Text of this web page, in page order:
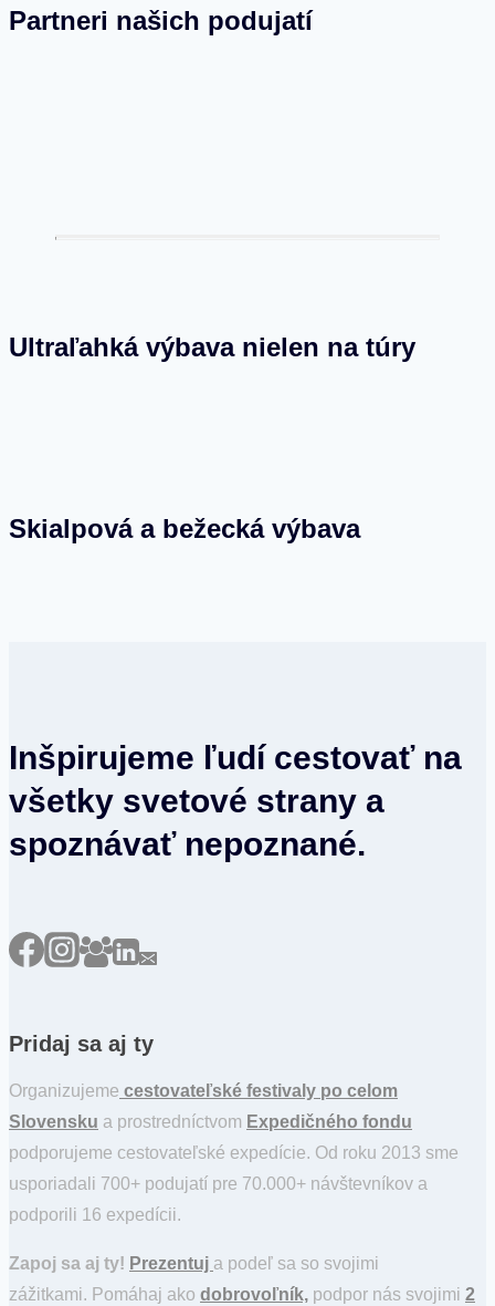
Partneri našich podujatí
Ultraľahká výbava nielen na túry
Skialpová a bežecká výbava
Inšpirujeme ľudí cestovať na
všetky svetové strany a
spoznávať nepoznané.
Pridaj sa aj ty
Organizujeme cestovateľské festivaly po celom
Slovensku a prostredníctvom Expedičného fondu
podporujeme cestovateľské expedície. Od roku 2013 sme
usporiadali 700+ podujatí pre 70.000+ návštevníkov a
podporili 16 expedícii.
Zapoj sa aj ty! Prezentuj a podeľ sa so svojimi
zážitkami. Pomáhaj ako dobrovoľník, podpor nás svojimi 2